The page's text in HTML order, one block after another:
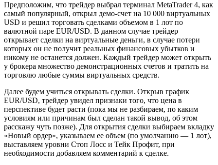
Предположим, что трейдер выбрал терминал MetaTrader 4, как
самый популярный, открыл демо-счет на 10 000 виртуальных
USD и решил торговать сделками объемом в 1 лот по
валютной паре EUR/USD. В данном случае трейдер
открывает сделки на виртуальные деньги, в случае потери
которых он не получит реальных финансовых убытков и
никому не останется должен. Каждый трейдер может открыть
у брокера множество демонстрационных счетов и тратить на
торговлю любые суммы виртуальных средств.
Далее будем учиться открывать сделки. Открыв график
EUR/USD, трейдер увидел признаки того, что цена в
перспективе будет расти (пока мы не разбираем, по каким
условиям или причинам был сделан такой вывод, об этом
расскажу чуть позже). Для открытия сделки выбираем вкладку
«Новый ордер», указываем ее объем (по умолчанию — 1 лот),
выставляем уровни Стоп Лосс и Тейк Профит, при
необходимости добавляем комментарий к сделке.